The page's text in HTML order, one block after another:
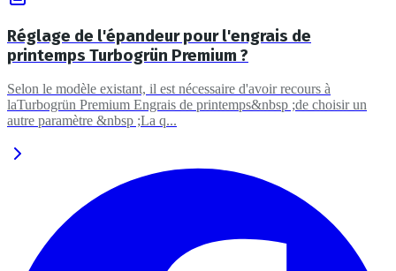
Réglage de l'épandeur pour l'engrais de
printemps Turbogrün Premium ?
Selon le modèle existant, il est nécessaire d'avoir recours à
laTurbogrün Premium Engrais de printemps&nbsp ;de choisir un
autre paramètre &nbsp ;La q...